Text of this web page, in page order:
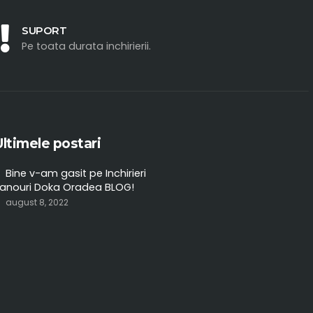
SUPORT
Pe toata durata inchirierii.
postari
Bine v-am gasit pe Inchirieri
Doka Oradea BLOG!
august 8, 2022